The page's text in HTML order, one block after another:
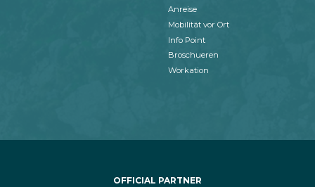
Anreise
Mobilität vor Ort
Info Point
Broschueren
Workation
OFFICIAL PARTNER